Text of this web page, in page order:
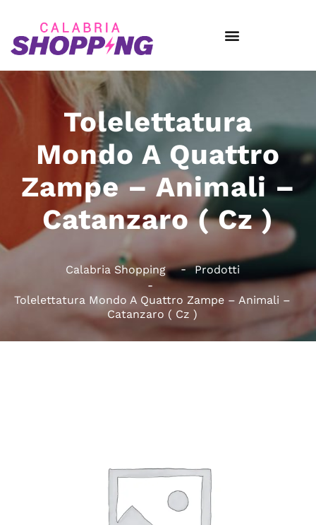
Tolelettatura
Mondo A Quattro
Zampe – Animali –
Catanzaro ( Cz )
Calabria Shopping Prodotti
Tolelettatura Mondo A Quattro Zampe – Animali –
Catanzaro ( Cz )